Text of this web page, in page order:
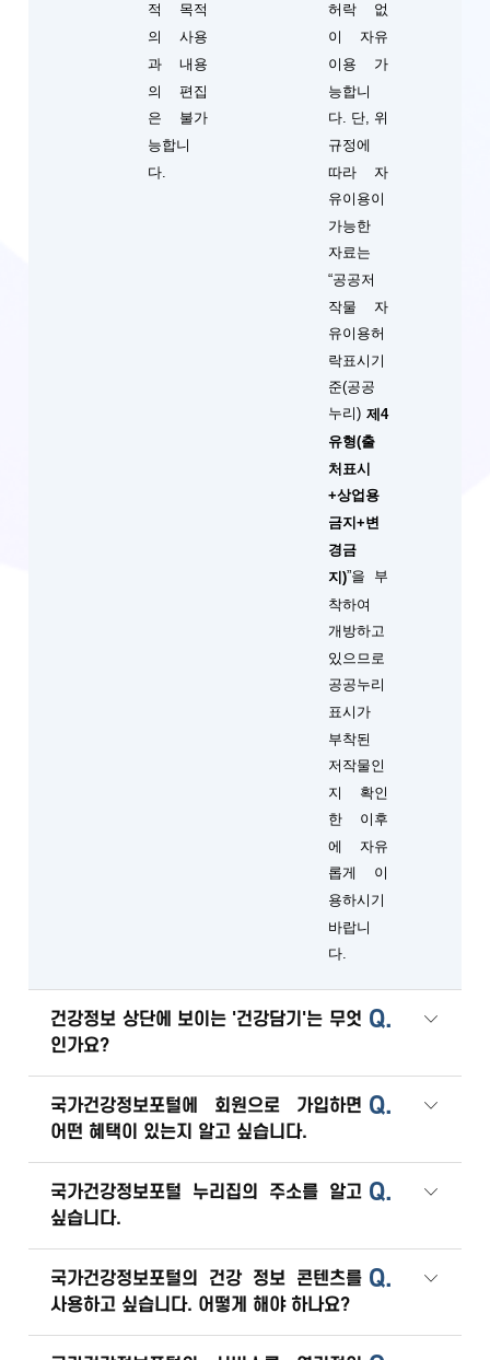
적 목적
의 사용
과 내용
의 편집
은 불가
능합니
다.
허락 없
이 자유
이용 가
능합니
다. 단, 위
규정에
따라 자
유이용이
가능한
자료는
“공공저
작물 자
유이용허
락표시기
준(공공
누리) 제4
유형(출
처표시
+상업용
금지+변
경금
지)”을 부
착하여
개방하고
있으므로
공공누리
표시가
부착된
저작물인
지 확인
한 이후
에 자유
롭게 이
용하시기
바랍니
다.
Q.
건강정보 상단에 보이는 '건강담기'는 무엇
인가요?
Q.
국가건강정보포털에 회원으로 가입하면
어떤 혜택이 있는지 알고 싶습니다.
Q.
국가건강정보포털 누리집의 주소를 알고
싶습니다.
Q.
국가건강정보포털의 건강 정보 콘텐츠를
사용하고 싶습니다. 어떻게 해야 하나요?